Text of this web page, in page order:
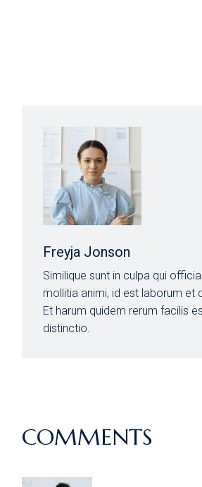
Freyja Jonson
Similique sunt in culpa qui
mollitia animi, id est laborum et
Et harum quidem rerum facilis
distinctio.
COMMENTS